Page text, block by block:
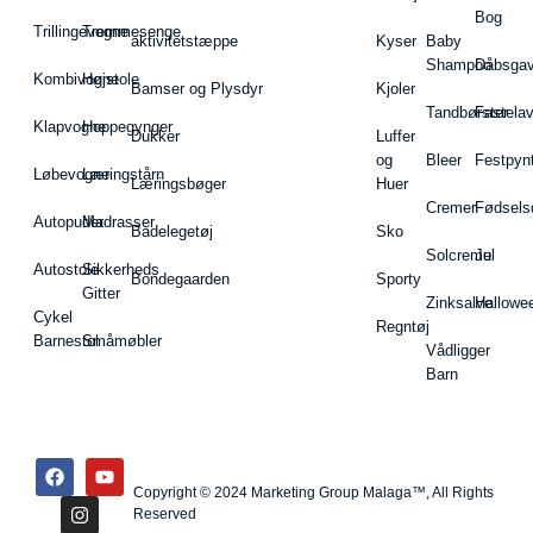
Trillingevogne
Kombivogne
Klapvogne
Løbevogne
Autopuder
Autostole
Cykel
Barnestol
Tremmesenge
Højstole
Hoppegynger
Læringstårn
Madrasser
Sikkerheds
Gitter
Småmøbler
aktivitetstæppe
Bamser og Plysdyr
Dukker
Læringsbøger
Badelegetøj
Bondegaarden
Kyser
Kjoler
Luffer
og
Huer
Sko
Sporty
Regntøj
Baby
Shampoo
Tandbørster
Bleer
Cremer
Solcreme
Zinksalve
Vådligger
Barn
Bog
Jul
Copyright © 2024 Marketing Group Malaga™, All Rights
Reserved